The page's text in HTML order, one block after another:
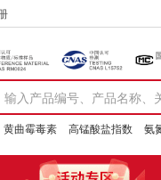
黄曲霉毒素 高锰酸盐指数 氨